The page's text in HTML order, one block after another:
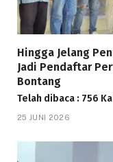
Hingga Jelang
Jadi Pendaftar
Bontang
Telah dibaca : 756
25 JUNI 2026